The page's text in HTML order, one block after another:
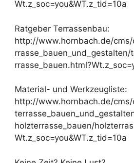
Wt.z_soc=you&WT.z_tid=10a
Ratgeber Terrassenbau:
http://www.hornbach.de/
Material- und Werkzeugliste:
http://www.hornbach.de/
holzterrasse_bauen/
Wt.z_soc=you&WT.z_tid=10a